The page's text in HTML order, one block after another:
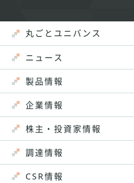
丸ごとユニバンス
ニュース
製品情報
企業情報
株主・投資家情報
調達情報
CSR情報